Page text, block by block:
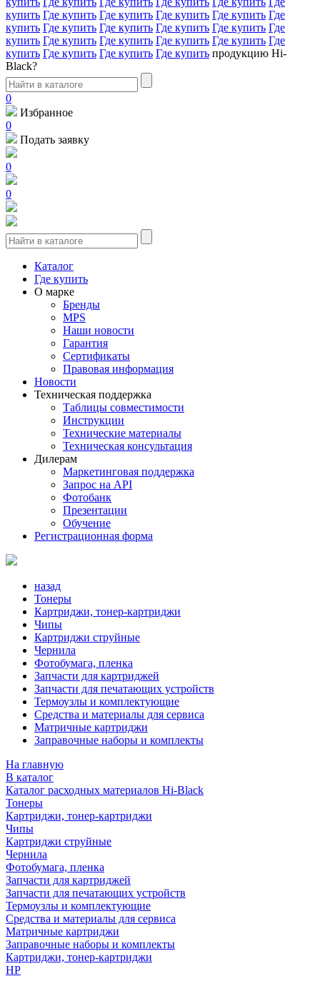
купить Где купить Где купить Где купить Где купить Где
купить Где купить Где купить Где купить Где купить Где
купить Где купить Где купить Где купить Где купить Где
купить Где купить Где купить Где купить продукцию Hi-
Black?
0
Избранное
0
Подать заявку
0
0
Каталог
Где купить
О марке
Бренды
MPS
Наши новости
Гарантия
Сертификаты
Правовая информация
Новости
Техническая поддержка
Таблицы совместимости
Инструкции
Технические материалы
Техническая консультация
Дилерам
Маркетинговая поддержка
Запрос на API
Фотобанк
Презентации
Обучение
Регистрационная форма
назад
Тонеры
Картриджи, тонер-картриджи
Чипы
Картриджи струйные
Чернила
Фотобумага, пленка
Запчасти для картриджей
Запчасти для печатающих устройств
Термоузлы и комплектующие
Средства и материалы для сервиса
Матричные картриджи
Заправочные наборы и комплекты
На главную
В каталог
Каталог расходных материалов Hi-Black
Тонеры
Картриджи, тонер-картриджи
Чипы
Картриджи струйные
Чернила
Фотобумага, пленка
Запчасти для картриджей
Запчасти для печатающих устройств
Термоузлы и комплектующие
Средства и материалы для сервиса
Матричные картриджи
Заправочные наборы и комплекты
Картриджи, тонер-картриджи
HP